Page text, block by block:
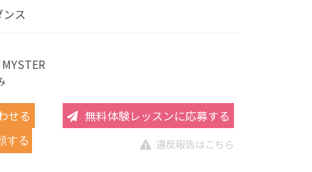
ス
せる 無料体験レッスンに応募する
する 違反報告はこちら